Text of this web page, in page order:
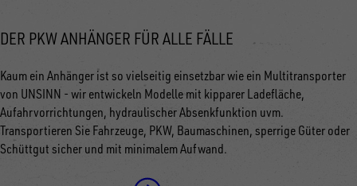
DER PKW ANHÄNGER FÜR ALLE FÄLLE
Kaum ein Anhänger ist so vielseitig einsetzbar wie ein Multitransporter
von UNSINN - wir entwickeln Modelle mit kipparer Ladefläche,
Aufahrvorrichtungen, hydraulischer Absenkfunktion uvm.
Transportieren Sie Fahrzeuge, PKW, Baumaschinen, sperrige Güter oder
Schüttgut sicher und mit minimalem Aufwand.